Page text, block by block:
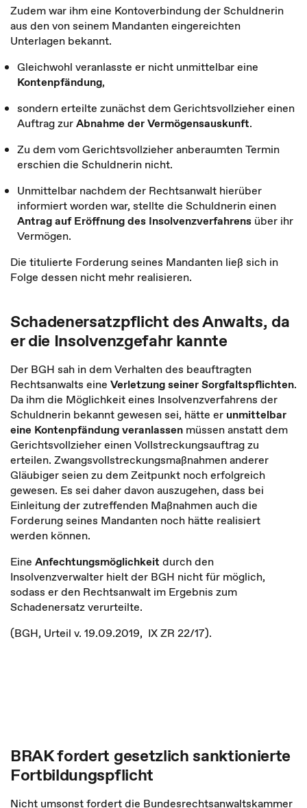
Zudem war ihm eine Kontoverbindung der Schuldnerin
aus den von seinem Mandanten eingereichten
Unterlagen bekannt.
Gleichwohl veranlasste er nicht unmittelbar eine
Kontenpfändung,
sondern erteilte zunächst dem Gerichtsvollzieher einen
Auftrag zurAbnahme der Vermögensauskunft.
Zu dem vom Gerichtsvollzieher anberaumten Termin
erschien die Schuldnerin nicht.
Unmittelbar nachdem der Rechtsanwalt hierüber
informiert worden war, stellte die Schuldnerin einen
Antrag auf Eröffnung des Insolvenzverfahrens über ihr
Vermögen.
Die titulierte Forderung seines Mandanten ließ sich in
Folge dessen nicht mehr realisieren.
Schadenersatzpflicht des Anwalts, da
er die Insolvenzgefahr kannte
Der BGH sah in dem Verhalten des beauftragten
Rechtsanwalts eine Verletzung seiner Sorgfaltspflichten.
Da ihm die Möglichkeit eines Insolvenzverfahrens der
Schuldnerin bekannt gewesen sei, hätte er unmittelbar
eine Kontenpfändung veranlassen müssen anstatt dem
Gerichtsvollzieher einen Vollstreckungsauftrag zu
erteilen. Zwangsvollstreckungsmaßnahmen anderer
Gläubiger seien zu dem Zeitpunkt noch erfolgreich
gewesen. Es sei daher davon auszugehen, dass bei
Einleitung der zutreffenden Maßnahmen auch die
Forderung seines Mandanten noch hätte realisiert
werden können.
Eine Anfechtungsmöglichkeit durch den
Insolvenzverwalter hielt der BGH nicht für möglich,
sodass er den Rechtsanwalt im Ergebnis zum
Schadenersatz verurteilte.
(BGH, Urteil v. 19.09.2019, IX ZR 22/17).
BRAK fordert gesetzlich sanktionierte
Fortbildungspflicht
Nicht umsonst fordert die Bundesrechtsanwaltskammer